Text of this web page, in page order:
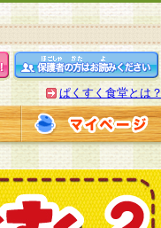
ぱくすく食堂とは？